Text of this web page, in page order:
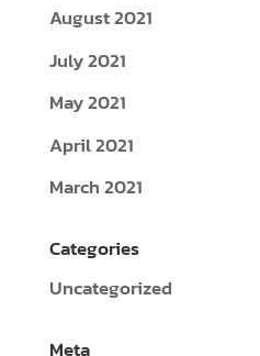
August 2021
July 2021
May 2021
April 2021
March 2021
Categories
Uncategorized
Meta